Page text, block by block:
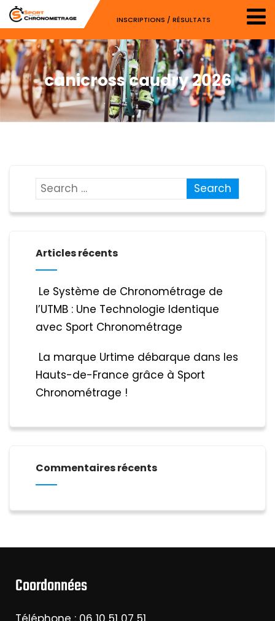
INSCRIPTIONS / RÉSULTATS
canicross caudry 2026
Articles récents
Le Système de Chronométrage de
l’UTMB : Une Technologie Identique
avec Sport Chronométrage
La marque Urtime débarque dans les
Hauts-de-France grâce à Sport
Chronométrage !
Commentaires récents
Coordonnées